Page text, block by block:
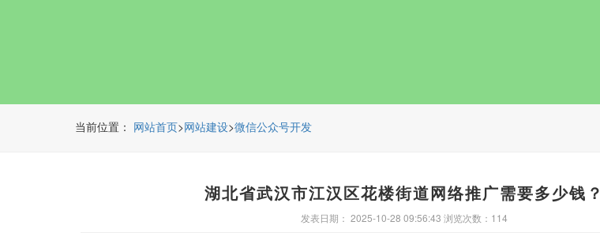
当前位置： 网站首页> 网站建设>微信公众号开发
湖北省武汉市江汉区花楼街道网络推广需要多少钱？
发表日期： 2025-10-28 09:56:43 浏览次数：114